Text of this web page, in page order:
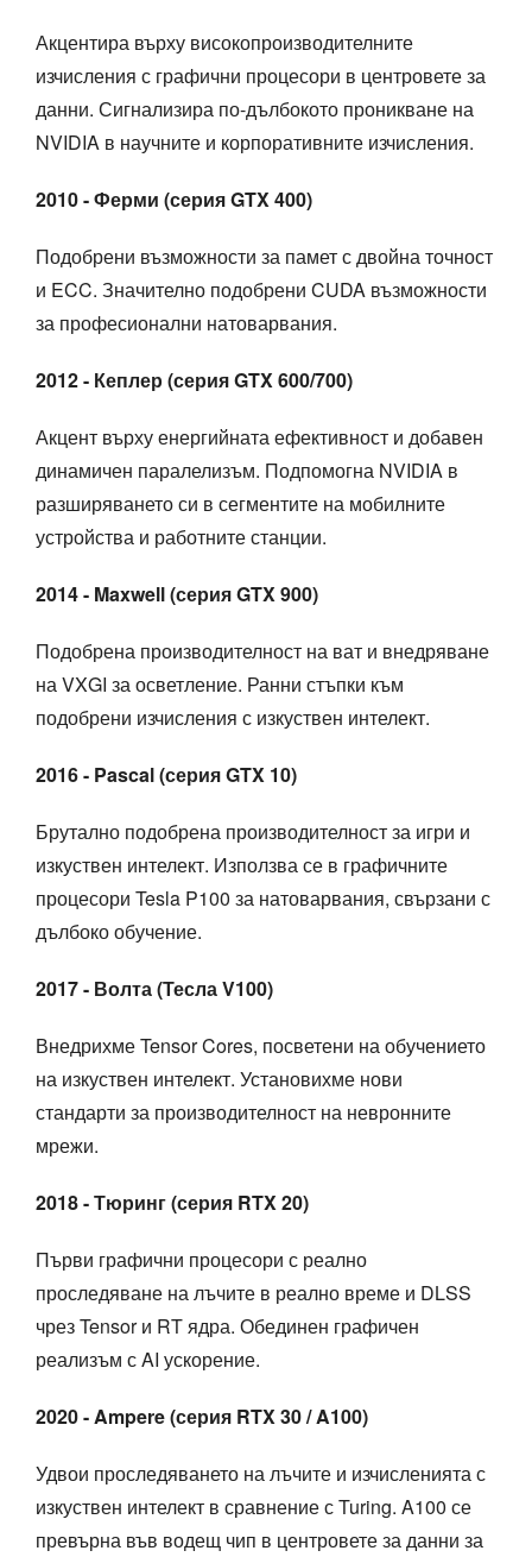
Акцентира върху високопроизводителните
изчисления с графични процесори в центровете за
данни. Сигнализира по-дълбокото проникване на
NVIDIA в научните и корпоративните изчисления.
2010 - Ферми (серия GTX 400)
Подобрени възможности за памет с двойна точност
и ECC. Значително подобрени CUDA възможности
за професионални натоварвания.
2012 - Кеплер (серия GTX 600/700)
Акцент върху енергийната ефективност и добавен
динамичен паралелизъм. Подпомогна NVIDIA в
разширяването си в сегментите на мобилните
устройства и работните станции.
2014 - Maxwell (серия GTX 900)
Подобрена производителност на ват и внедряване
на VXGI за осветление. Ранни стъпки към
подобрени изчисления с изкуствен интелект.
2016 - Pascal (серия GTX 10)
Брутално подобрена производителност за игри и
изкуствен интелект. Използва се в графичните
процесори Tesla P100 за натоварвания, свързани с
дълбоко обучение.
2017 - Волта (Тесла V100)
Внедрихме Tensor Cores, посветени на обучението
на изкуствен интелект. Установихме нови
стандарти за производителност на невронните
мрежи.
2018 - Тюринг (серия RTX 20)
Първи графични процесори с реално
проследяване на лъчите в реално време и DLSS
чрез Tensor и RT ядра. Обединен графичен
реализъм с AI ускорение.
2020 - Ampere (серия RTX 30 / A100)
Удвои проследяването на лъчите и изчисленията с
изкуствен интелект в сравнение с Turing. A100 се
превърна във водещ чип в центровете за данни за